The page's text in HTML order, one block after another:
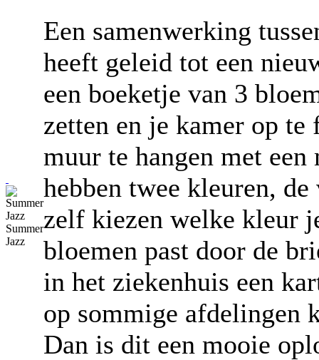
Summer
Jazz
Een samenwerking
heeft geleid tot een
een boeketje van 3
zetten en je kamer op
muur te hangen met
hebben twee kleuren,
zelf kiezen welke kleur
bloemen past door de
in het ziekenhuis een
op sommige afdelingen
Dan is dit een mooie